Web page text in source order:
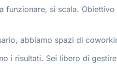
funzionare, si scala. Obiettivo
abbiamo spazi di
i risultati. Sei libero di